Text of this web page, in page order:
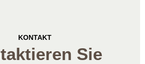
KONTAKT
Sie